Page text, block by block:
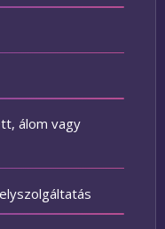
álom vagy